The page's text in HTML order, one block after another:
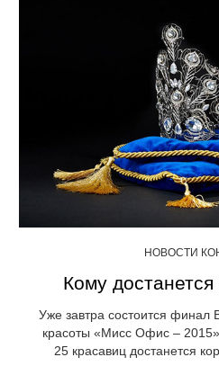
НОВОСТИ
Кому
Уже завтра состоится финал
красоты «Мисс Офис –
25 красавиц достанется